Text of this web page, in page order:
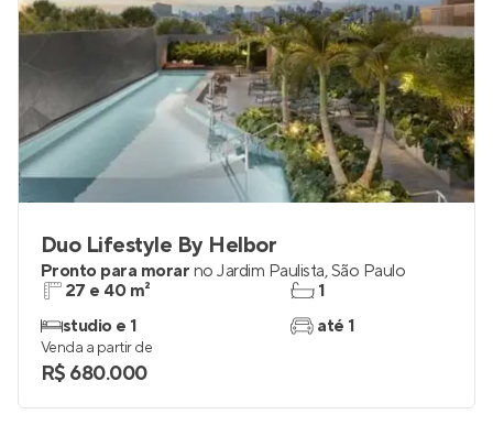
Duo Lifestyle By Helbor
Pronto para morar no Jardim Paulista,São Paulo
27 e 40 m²
studio e 1
1
até 1
Venda a partir de
R$ 680.000